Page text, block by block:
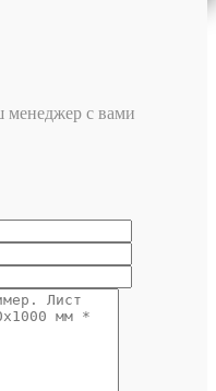
менеджер с вами